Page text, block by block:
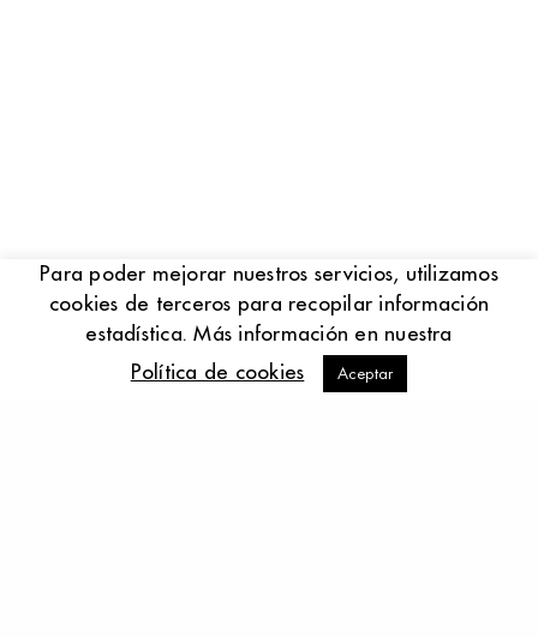
Para poder mejorar nuestros servicios, utilizamos
cookies de terceros para recopilar información
estadística. Más información en nuestra
Política de cookies
Aceptar